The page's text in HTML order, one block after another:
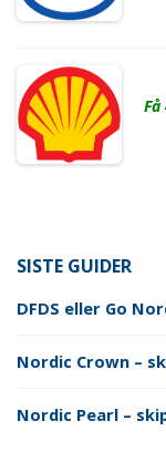
SISTE GUIDER
DFDS eller Go
Nordic Crown –
Nordic Pearl –